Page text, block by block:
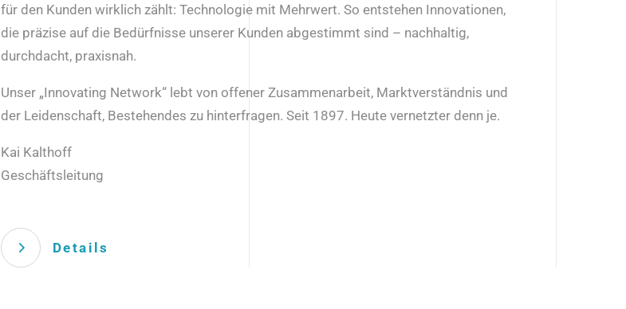
für den Kunden wirklich zählt: Technologie mit Mehrwert. So entstehen Innovationen,
die präzise auf die Bedürfnisse unserer Kunden abgestimmt sind – nachhaltig,
durchdacht, praxisnah.
Unser „Innovating Network“ lebt von offener Zusammenarbeit, Marktverständnis und
der Leidenschaft, Bestehendes zu hinterfragen. Seit 1897. Heute vernetzter denn je.
Kai Kalthoff
Geschäftsleitung
Details